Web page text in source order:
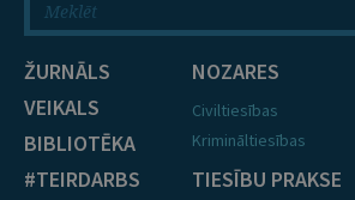
ŽURNĀLS
VEIKALS
BIBLIOTĒKA
#TEIRDARBS
NOZARES
Civiltiesības
Krimināltiesības
TIESĪBU PRAKSE